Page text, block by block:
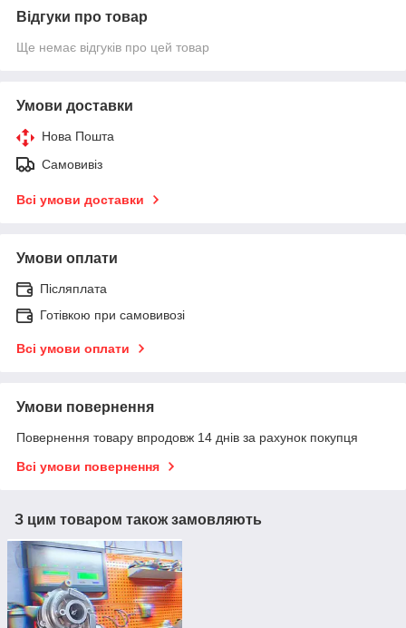
Відгуки про товар
Ще немає відгуків про цей товар
Умови доставки
Нова Пошта
Самовивіз
Всі умови доставки
Умови оплати
Післяплата
Готівкою при самовивозі
Всі умови оплати
Умови повернення
Повернення товару впродовж 14 днів за рахунок покупця
Всі умови повернення
З цим товаром також замовляють